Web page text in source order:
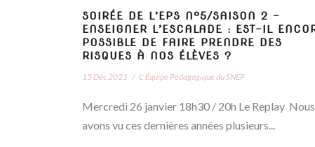
SOIRÉE DE L’EPS N°5/SAISON 2 –
ENSEIGNER L’ESCALADE : EST-IL
POSSIBLE DE FAIRE PRENDRE DES
RISQUES À NOS ÉLÈVES ?
15 Déc 2021 / L' Équipe Pédagogique du SNEP
Mercredi 26 janvier 18h30 / 20h Le Replay Nous
avons vu ces dernières années plusieurs...